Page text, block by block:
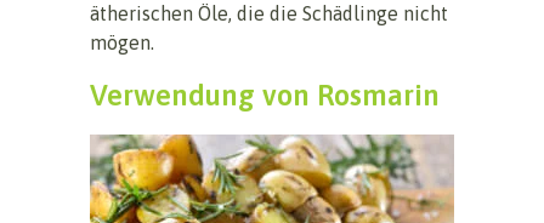
ätherischen Öle, die die Schädlinge nicht
mögen.
Verwendung von Rosmarin